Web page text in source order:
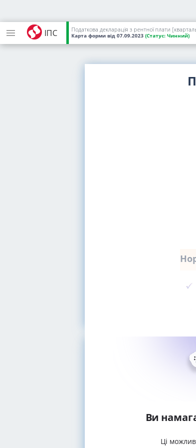
ІПС Податкова декларація з рентної плати
Карта форми від 07.09.2023 (Статус: Чинний)
Ви
Ці